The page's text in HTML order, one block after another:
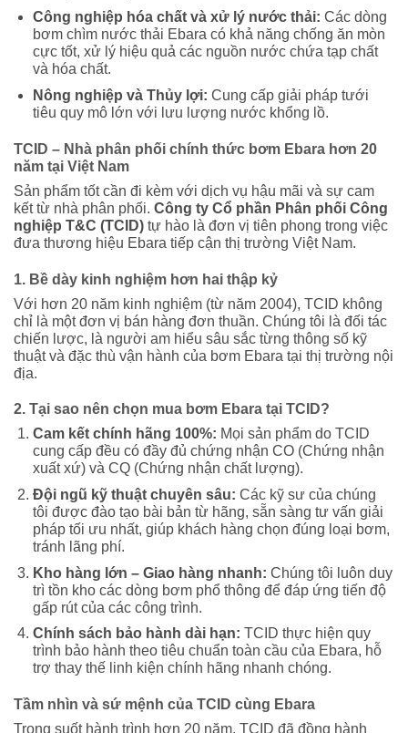
Công nghiệp hóa chất và xử lý nước thải: Các dòng
bơm chìm nước thải Ebara có khả năng chống ăn mòn
cực tốt, xử lý hiệu quả các nguồn nước chứa tạp chất
và hóa chất.
Nông nghiệp và Thủy lợi: Cung cấp giải pháp tưới
tiêu quy mô lớn với lưu lượng nước khổng lồ.
TCID – Nhà phân phối chính thức bơm Ebara hơn 20
năm tại Việt Nam
Sản phẩm tốt cần đi kèm với dịch vụ hậu mãi và sự cam
kết từ nhà phân phối. Công ty Cổ phần Phân phối Công
nghiệp T&C (TCID) tự hào là đơn vị tiên phong trong việc
đưa thương hiệu Ebara tiếp cận thị trường Việt Nam.
1. Bề dày kinh nghiệm hơn hai thập kỷ
Với hơn 20 năm kinh nghiệm (từ năm 2004), TCID không
chỉ là một đơn vị bán hàng đơn thuần. Chúng tôi là đối tác
chiến lược, là người am hiểu sâu sắc từng thông số kỹ
thuật và đặc thù vận hành của bơm Ebara tại thị trường nội
địa.
2. Tại sao nên chọn mua bơm Ebara tại TCID?
Cam kết chính hãng 100%: Mọi sản phẩm do TCID
cung cấp đều có đầy đủ chứng nhận CO (Chứng nhận
xuất xứ) và CQ (Chứng nhận chất lượng).
Đội ngũ kỹ thuật chuyên sâu: Các kỹ sư của chúng
tôi được đào tạo bài bản từ hãng, sẵn sàng tư vấn giải
pháp tối ưu nhất, giúp khách hàng chọn đúng loại bơm,
tránh lãng phí.
Kho hàng lớn – Giao hàng nhanh: Chúng tôi luôn duy
trì tồn kho các dòng bơm phổ thông để đáp ứng tiến độ
gấp rút của các công trình.
Chính sách bảo hành dài hạn: TCID thực hiện quy
trình bảo hành theo tiêu chuẩn toàn cầu của Ebara, hỗ
trợ thay thế linh kiện chính hãng nhanh chóng.
Tầm nhìn và sứ mệnh của TCID cùng Ebara
Trong suốt hành trình hơn 20 năm, TCID đã đồng hành